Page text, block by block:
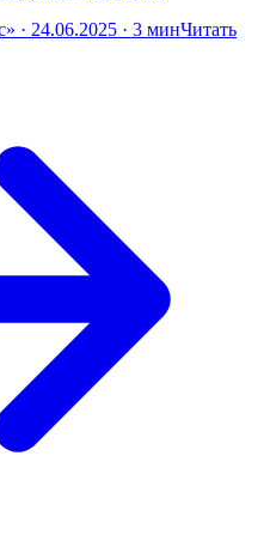
24.06.2025 · 3 минЧитать